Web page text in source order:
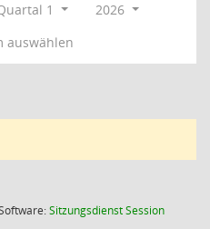
1
2026
auswählen
SitzungsdienstSession(Wird in